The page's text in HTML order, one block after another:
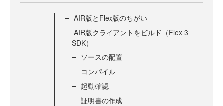
AIR版とFlex版のちがい
AIR版クライアントをビルド（Flex 3
SDK）
ソースの配置
コンパイル
起動確認
証明書の作成